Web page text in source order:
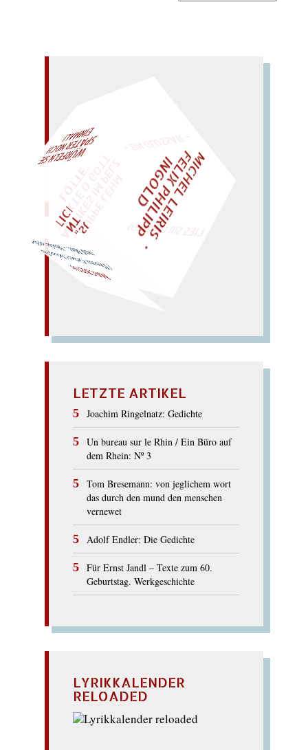
„
S
U
P
P
E
L
E
H
M
A
N
T
I
K
E
S
I
M
P
E
L
Z T
I
C
K
T
E
O
G
O
T
T L
O
T
T
E
"
MACBETH
(The
ma: Gebet); bekam Tee
und
Met. –
Macke am Bett. M
I
C
H
E
L
L
E
I
R
I
S
・
F
E
L
I
X
P
H
I
L
I
P
P
I
N
G
O
L
DLIES SIR LEIRIS LEIS
AL!
LETZTE ARTIKEL
Joachim Ringelnatz: Gedichte
Un bureau sur le Rhin / Ein Büro auf
dem Rhein: Nº 3
Tom Bresemann: von jeglichem wort
das durch den mund den menschen
vernewet
Adolf Endler: Die Gedichte
Für Ernst Jandl – Texte zum 60.
Geburtstag. Werkgeschichte
LYRIKKALENDER
RELOADED